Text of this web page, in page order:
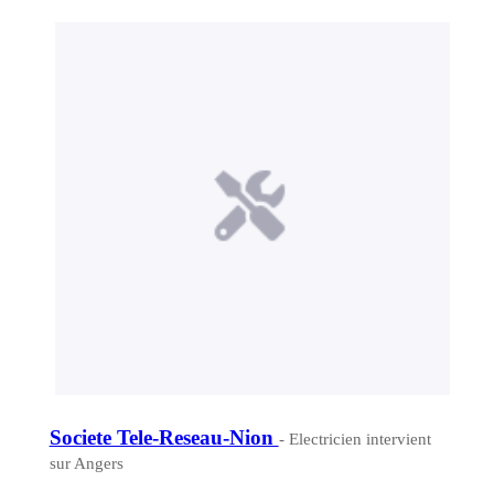
Societe Tele-Reseau-Nion - Electricien intervient
sur Angers